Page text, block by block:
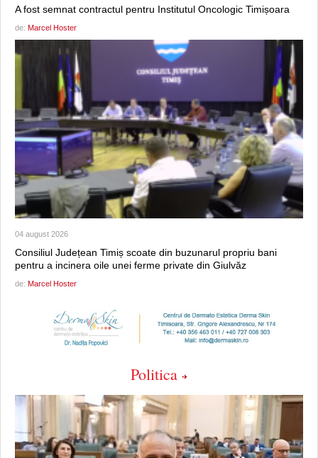
A fost semnat contractul pentru Institutul Oncologic Timișoara
de: Marcel Hoster
04 august 2026
Consiliul Județean Timiș scoate din buzunarul propriu bani
pentru a incinera oile unei ferme private din Giulvăz
de: Marcel Hoster
Politica